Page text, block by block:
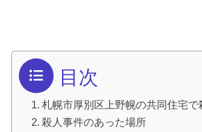
目次
札幌市厚別区上野幌の共同住宅で
殺人事件のあった場所